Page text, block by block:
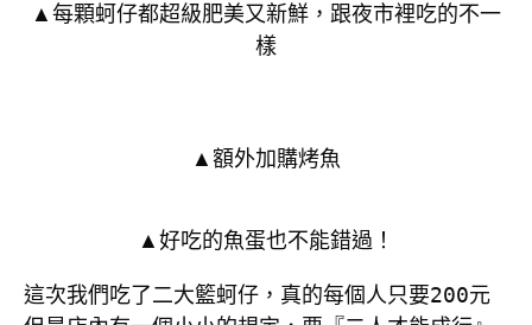
▲每顆蚵仔都超級肥美又新鮮，跟夜市裡吃的不一
樣
▲額外加購烤魚
▲好吃的魚蛋也不能錯過！
這次我們吃了二大籃蚵仔，真的每個人只要200元